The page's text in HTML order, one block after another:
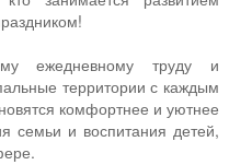
ежедневному труду и
территории с каждым
комфортнее и уютнее
семьи и воспитания детей,